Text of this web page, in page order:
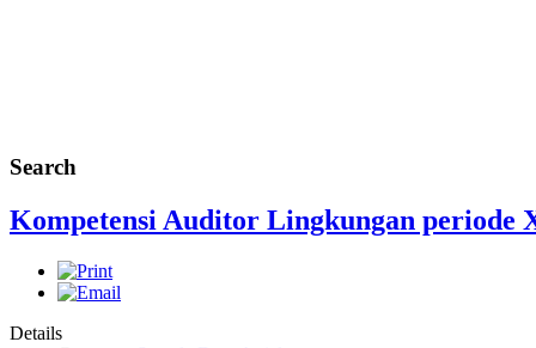
Search
Kompetensi Auditor Lingkungan periode
Details